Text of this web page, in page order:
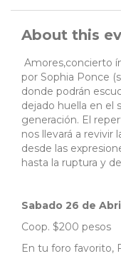
About this
Amores,concierto
por Sophia Ponce
donde podrán
dejado huella en el
generación. El
nos llevará a revivir
desde las
hasta la ruptura y
Sabado 26 de
Coop. $200 pesos
En tu foro favorito,